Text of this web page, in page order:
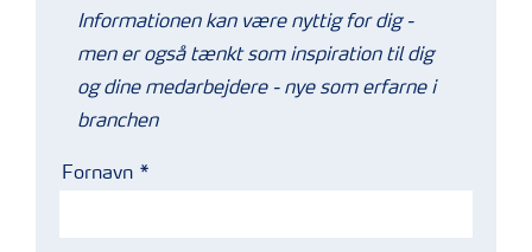
Informationen kan være nyttig for dig -
men er også tænkt som inspiration til dig
og dine medarbejdere - nye som erfarne i
branchen
Fornavn